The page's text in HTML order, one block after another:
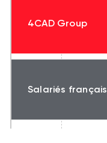
4CAD Group
Salariés français